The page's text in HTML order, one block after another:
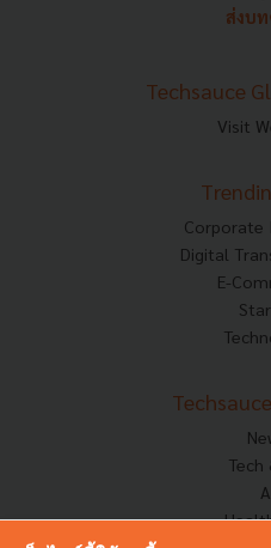
ส่งบ
Techsauce
Visit
Corporate
Digital
E-
Tech